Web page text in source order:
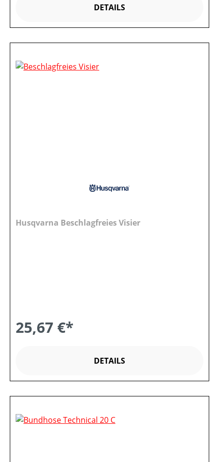
DETAILS
Husqvarna Beschlagfreies Visier
25,67 €*
DETAILS